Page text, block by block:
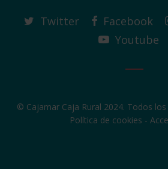
Twitter Facebook
Youtube
© Cajamar Caja Rural 2024. Todos
Política de cookies -